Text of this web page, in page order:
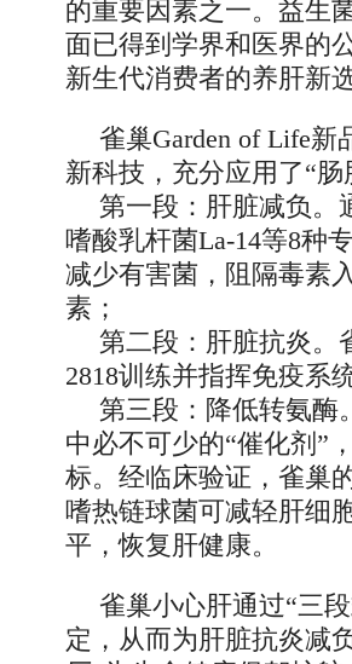
的重要因素之一。益生
面已得到学界和医界的
新生代消费者的养肝新选
雀巢Garden of Life
新科技，充分应用了“肠
第一段：肝脏减负。
嗜酸乳杆菌La-14等8种
减少有害菌，阻隔毒素
素；
第二段：肝脏抗炎。
2818训练并指挥免疫系
第三段：降低转氨酶
中必不可少的“催化剂”
标。经临床验证，雀巢
嗜热链球菌可减轻肝细
平，恢复肝健康。
雀巢小心肝通过“三
定，从而为肝脏抗炎减